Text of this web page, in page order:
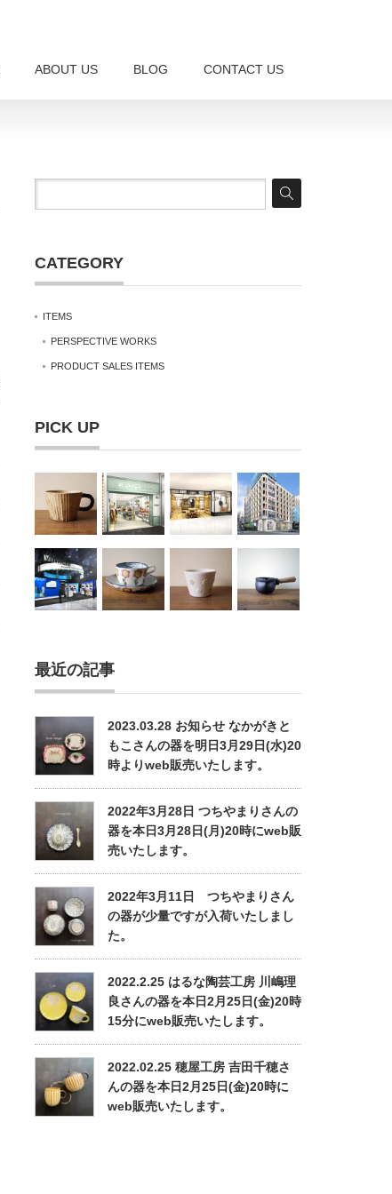
ABOUT US BLOG CONTACT US
CATEGORY
ITEMS
PERSPECTIVE WORKS
PRODUCT SALES ITEMS
PICK UP
最近の記事
2023.03.28 お知らせ なかがきと
もこさんの器を明日3月29日(水)20
時よりweb販売いたします。
2022年3月28日 つちやまりさんの
器を本日3月28日(月)20時にweb販
売いたします。
2022年3月11日 つちやまりさん
の器が少量ですが入荷いたしまし
た。
2022.2.25 はるな陶芸工房 川嶋理
良さんの器を本日2月25日(金)20時
15分にweb販売いたします。
2022.02.25 穂屋工房 吉田千穂さ
んの器を本日2月25日(金)20時に
web販売いたします。